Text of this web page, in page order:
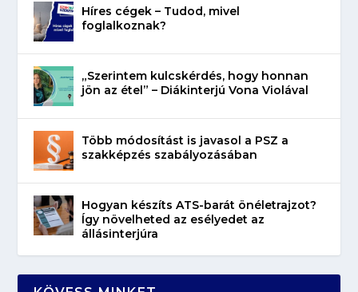
Híres cégek – Tudod, mivel
foglalkoznak?
„Szerintem kulcskérdés, hogy honnan
jön az étel” – Diákinterjú Vona Violával
Több módosítást is javasol a PSZ a
szakképzés szabályozásában
Hogyan készíts ATS-barát önéletrajzot?
Így növelheted az esélyedet az
állásinterjúra